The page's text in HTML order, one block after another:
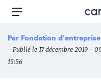
Aller
principal
des
Menu
Par Fondation
- Publié le 17 décembre 2019 -
15:56